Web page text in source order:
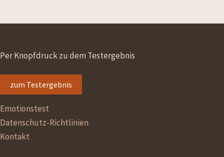
Per Knopfdruck zu dem Testergebnis
zum Testergebnis
Emotionstest
Datenschutz-Richtlinien
Kontakt